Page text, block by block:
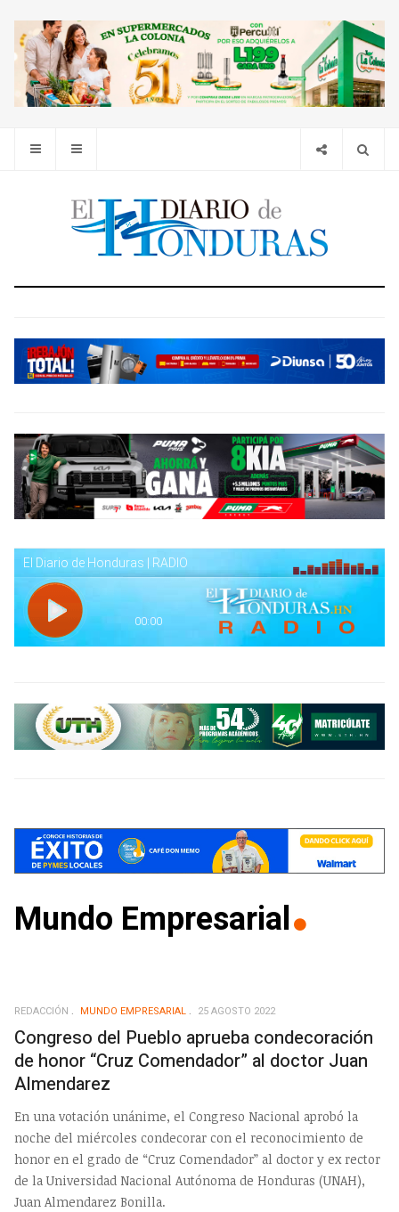
Mundo Empresarial
REDACCIÓN MUNDO EMPRESARIAL 25 AGOSTO 2022
Congreso del Pueblo aprueba condecoración
de honor “Cruz Comendador” al doctor Juan
Almendarez
En una votación unánime, el Congreso Nacional aprobó la
noche del miércoles condecorar con el reconocimiento de
honor en el grado de “Cruz Comendador” al doctor y ex rector
de la Universidad Nacional Autónoma de Honduras (UNAH),
Juan Almendarez Bonilla.